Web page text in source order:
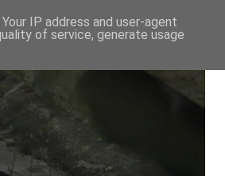
IP address and user-agent
of service, generate usage